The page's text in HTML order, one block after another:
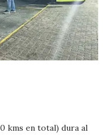
kms en total) dura al